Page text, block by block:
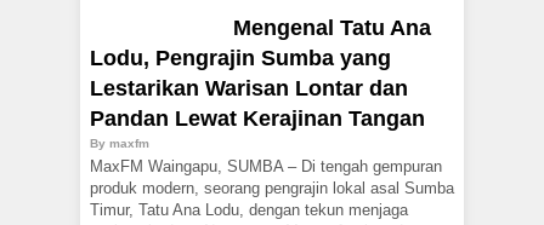
Mengenal Tatu Ana
Lodu, Pengrajin Sumba yang
Lestarikan Warisan Lontar dan
Pandan Lewat Kerajinan Tangan
By maxfm
MaxFM Waingapu, SUMBA – Di tengah gempuran
produk modern, seorang pengrajin lokal asal Sumba
Timur, Tatu Ana Lodu, dengan tekun menjaga